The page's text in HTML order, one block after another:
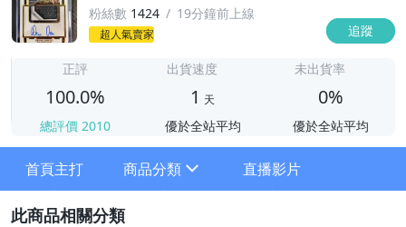
粉絲數 1424 19分鐘前上線
超人氣賣家 追蹤
正評
100.0%
總評價 2010
出貨速度
1 天
優於全站平均
未出貨率
0%
優於全站平均
首頁主打 商品分類
其它
直播影片